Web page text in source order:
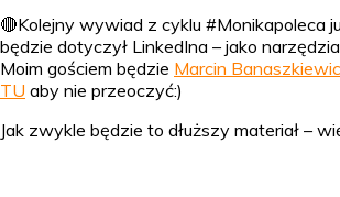
🔴Kolejny wywiad z cyklu #Monikapoleca
będzie dotyczył LinkedIna – jako
Moim gościem będzie Marcin
TU aby nie przeoczyć:)
Jak zwykle będzie to dłuższy materiał –